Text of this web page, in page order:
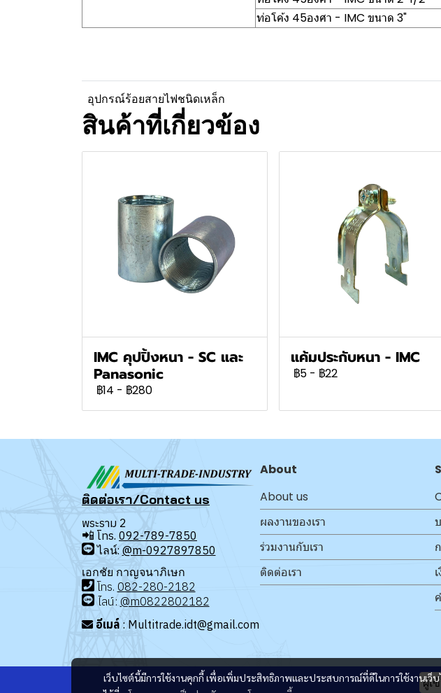
ท่อโค้ง 45องศา - IMC ขนาด 3"
อุปกรณ์ร้อยสายไฟชนิดเหล็ก
สินค้าที่เกี่ยวข้อง
IMC คุปปิ้งหนา - SC และ
Panasonic
฿14 - ฿280
แค้มประกับหนา - IMC
฿5 - ฿22
เว็บไซต์นี้มีการใช้งานคุกกี้ เพื่อเพิ่มประสิทธิภาพและประสบการณ์ที่ดีในการใช้งานเว็
ติดต่อเรา/Contact us
พระราม 2
📲 โทร. 092-789-7850
ไลน์: @m-0927897850
เอกชัย กาญจนาภิเษก
โทร. 082-280-2182
ไลน์: @m0822802182
อีเมล์ : Multitrade.idt@gmail.com
About
About us
ผลงานของเรา
ร่วมงานกับเรา
ติดต่อเรา
ผู้เ